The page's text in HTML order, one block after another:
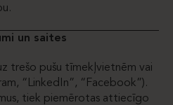
un saites
trešo pušu tīmekļvietnēm vai
“LinkedIn”, “Facebook”).
tiek piemērotas attiecīgo